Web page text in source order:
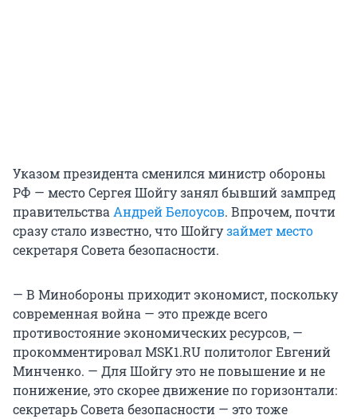
Указом президента сменился министр обороны
РФ — место Сергея Шойгу занял бывший зампред
правительстваАндрей Белоусов. Впрочем, почти
сразу стало известно, что Шойгузаймет место
секретаря Совета безопасности.
— В Минобороны приходит экономист, поскольку
современная война — это прежде всего
противостояние экономических ресурсов, —
прокомментировал MSK1.RU политолог Евгений
Минченко. — Для Шойгу это не повышение и не
понижение, это скорее движение по горизонтали:
секретарь Совета безопасности — это тоже